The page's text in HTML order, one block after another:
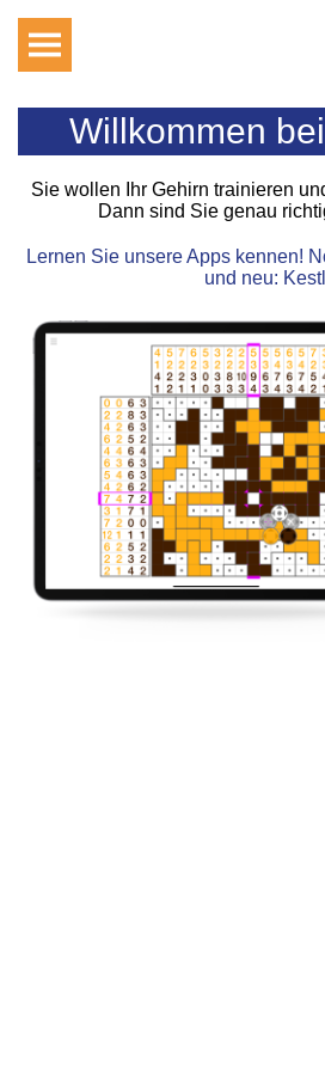
Willkommen bei
Sie wollen Ihr Gehirn trainieren
Dann sind Sie genau
Lernen Sie unsere Apps kennen!
und neu: